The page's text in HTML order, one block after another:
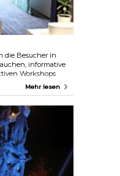
die Besucher in
informative
Workshops
Führungen
Mehr lesen